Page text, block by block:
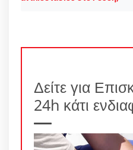
Δείτε για
24h κάτι